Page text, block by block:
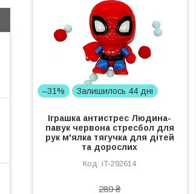
–31% Залишилось 44 дні
Іграшка антистрес Людина-
павук червона стресбол для
рук м'ялка тягучка для дітей
та дорослих
iT-292614
289 ₴